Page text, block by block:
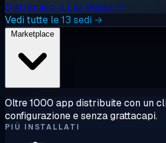
Distribuisci a Las Vegas →
Vedi tutte le 13 sedi →
Oltre 1000 app distribuite con un
configurazione e senza grattacapi.
PIÙ INSTALLATI